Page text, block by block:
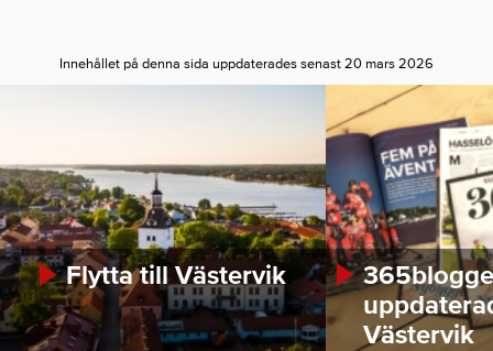
Innehållet på denna sida uppdaterades senast 20 mars 2026
Flytta till Västervik
Västervik